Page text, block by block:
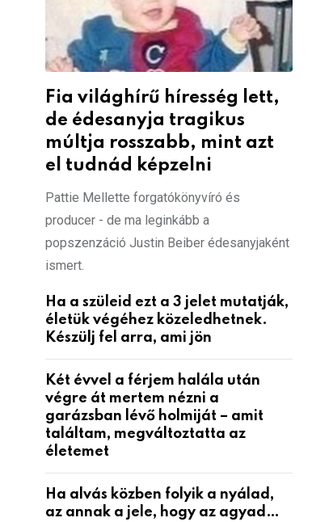
Fia világhírű híresség lett,
de édesanyja tragikus
múltja rosszabb, mint azt
el tudnád képzelni
Pattie Mellette forgatókönyvíró és
producer - de ma leginkább a
popszenzáció Justin Beiber édesanyjaként
ismert.
Ha a szüleid ezt a 3 jelet mutatják,
életük végéhez közeledhetnek.
Készülj fel arra, ami jön
Két évvel a férjem halála után
végre át mertem nézni a
garázsban lévő holmiját – amit
találtam, megváltoztatta az
életemet
Ha alvás közben folyik a nyálad,
az annak a jele, hogy az agyad…